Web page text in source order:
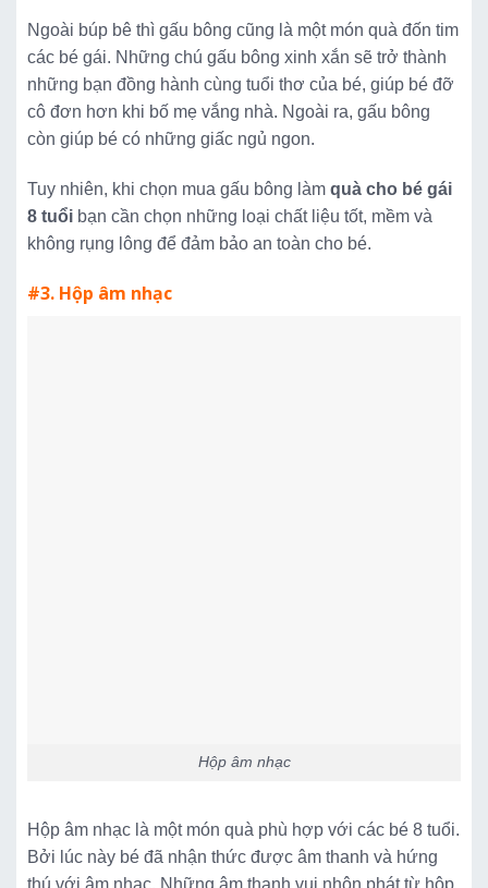
Ngoài búp bê thì gấu bông cũng là một món quà đốn tim
các bé gái. Những chú gấu bông xinh xắn sẽ trở thành
những bạn đồng hành cùng tuổi thơ của bé, giúp bé đỡ
cô đơn hơn khi bố mẹ vắng nhà. Ngoài ra, gấu bông
còn giúp bé có những giấc ngủ ngon.
Tuy nhiên, khi chọn mua gấu bông làm quà cho bé gái
8 tuổi bạn cần chọn những loại chất liệu tốt, mềm và
không rụng lông để đảm bảo an toàn cho bé.
#3. Hộp âm nhạc
Hộp âm nhạc
Hộp âm nhạc là một món quà phù hợp với các bé 8 tuổi.
Bởi lúc này bé đã nhận thức được âm thanh và hứng